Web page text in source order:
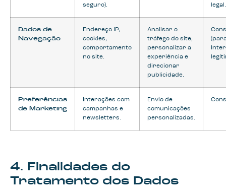
seguro).
legal.
Dados de
Navegação
Endereço IP,
cookies,
comportamento
no site.
Analisar o
tráfego do site,
personalizar a
experiência e
direcionar
publicidade.
Preferências
de Marketing
Interações com
campanhas e
newsletters.
Envio de
comunicações
personalizadas.
4. Finalidades do
Tratamento dos Dados